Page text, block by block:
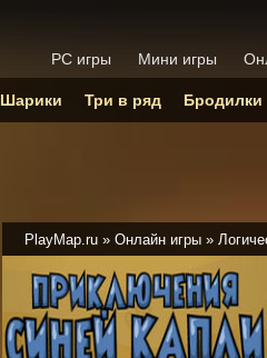
PlayMap.ru » Онлайн игры »
PC игры Мини игры
Шарики Три в ряд Бродилки